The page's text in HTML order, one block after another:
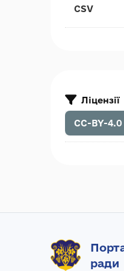
CSV
Ліцензії
CC-BY-4.0
ради